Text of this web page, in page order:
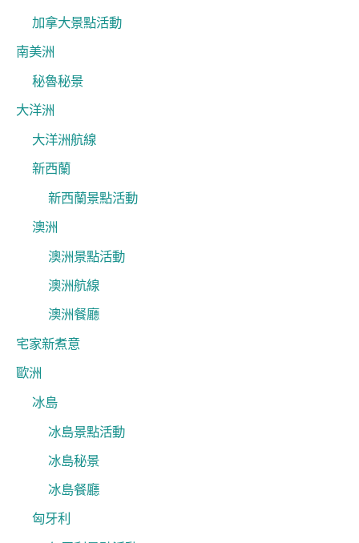
加拿大景點活動
南美洲
秘魯秘景
大洋洲
大洋洲航線
新西蘭
新西蘭景點活動
澳洲
澳洲景點活動
澳洲航線
澳洲餐廳
宅家新煮意
歐洲
冰島
冰島景點活動
冰島秘景
冰島餐廳
匈牙利